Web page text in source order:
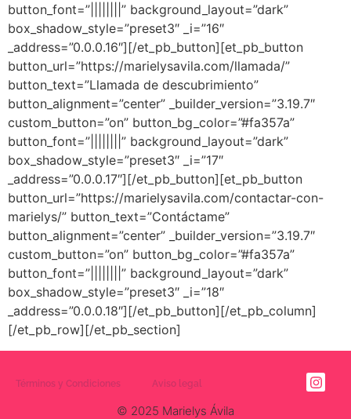
button_font=”||||||||” background_layout=”dark”
box_shadow_style=”preset3″ _i=”16″
_address=”0.0.0.16″][/et_pb_button][et_pb_button
button_url=”https://marielysavila.com/llamada/”
button_text=”Llamada de descubrimiento”
button_alignment=”center” _builder_version=”3.19.7″
custom_button=”on” button_bg_color=”#fa357a”
button_font=”||||||||” background_layout=”dark”
box_shadow_style=”preset3″ _i=”17″
_address=”0.0.0.17″][/et_pb_button][et_pb_button
button_url=”https://marielysavila.com/contactar-con-
marielys/” button_text=”Contáctame”
button_alignment=”center” _builder_version=”3.19.7″
custom_button=”on” button_bg_color=”#fa357a”
button_font=”||||||||” background_layout=”dark”
box_shadow_style=”preset3″ _i=”18″
_address=”0.0.0.18″][/et_pb_button][/et_pb_column]
[/et_pb_row][/et_pb_section]
Términos y Condiciones Aviso legal
© 2025 Marielys Ávila